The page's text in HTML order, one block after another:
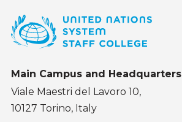
Main Campus and Headquarters
Viale Maestri del Lavoro 10,
10127 Torino, Italy